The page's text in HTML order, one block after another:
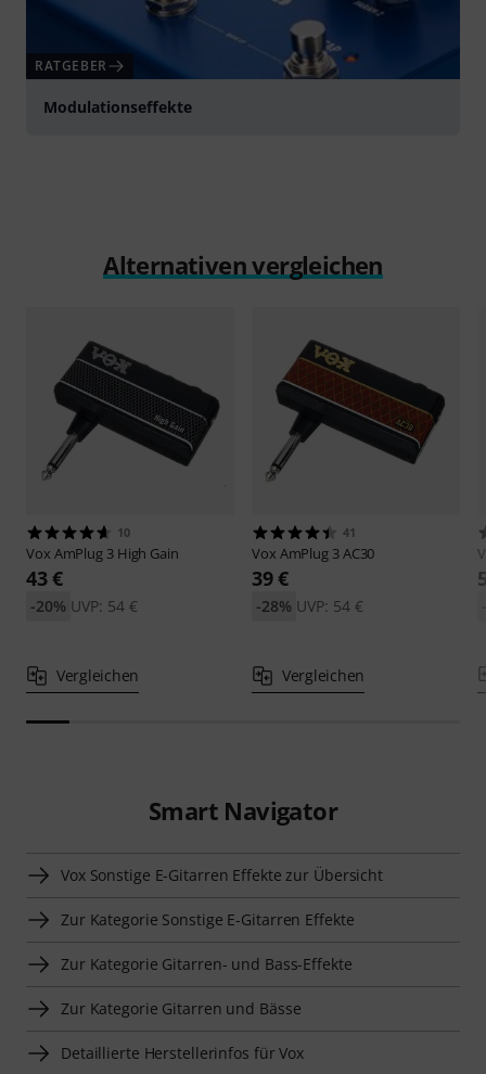
RATGEBER
Modulationseffekte
Alternativen vergleichen
10
Vox AmPlug 3 High Gain
43 €
UVP: 54 €
-20%
Vergleichen
41
Vox AmPlug 3 AC30
39 €
UVP: 54 €
-28%
Vergleichen
Smart Navigator
Vox Sonstige E-Gitarren Effekte zur Übersicht
Zur Kategorie Sonstige E-Gitarren Effekte
Zur Kategorie Gitarren- und Bass-Effekte
Zur Kategorie Gitarren und Bässe
Detaillierte Herstellerinfos für Vox